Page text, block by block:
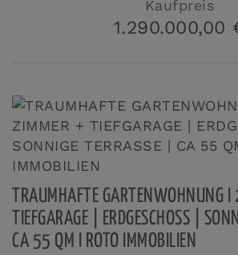
Kaufpreis
1.290.000,00
TRAUMHAFTE GARTENWOHNUNG
TIEFGARAGE | ERDGESCHOSS |
CA 55 QM I ROTO IMMOBILIEN